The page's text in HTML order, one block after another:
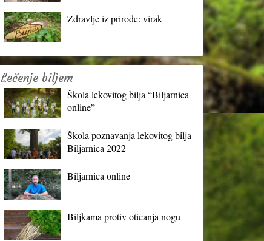
Zdravlje iz prirode: virak
Lečenje biljem
Škola lekovitog bilja “Biljarnica
online”
Škola poznavanja lekovitog bilja
Biljarnica 2022
Biljarnica online
Biljkama protiv oticanja nogu